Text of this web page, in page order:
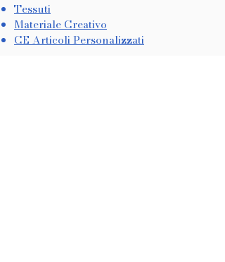
Tessuti
Materiale Creativo
CE Articoli Personalizzati